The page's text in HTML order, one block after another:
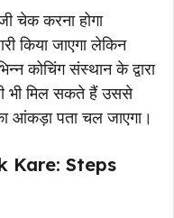
चेक करना होगा
किया जाएगा लेकिन
कोचिंग संस्थान के द्वारा
भी मिल सकते हैं उससे
आंकड़ा पता चल जाएगा।
Kare: Steps